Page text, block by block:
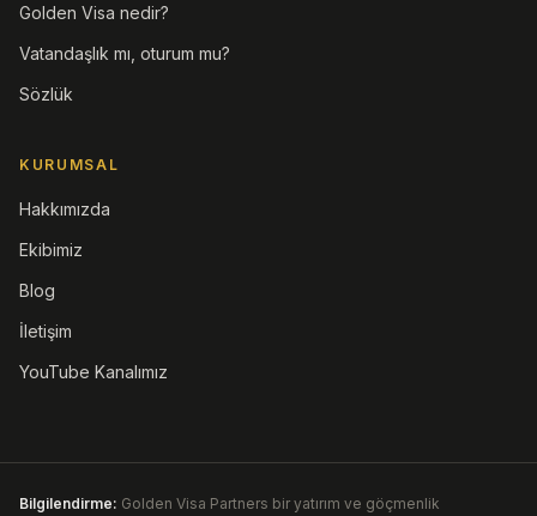
Golden Visa nedir?
Vatandaşlık mı, oturum mu?
Sözlük
KURUMSAL
Hakkımızda
Ekibimiz
Blog
İletişim
YouTube Kanalımız
Bilgilendirme: Golden Visa Partners bir yatırım ve göçmenlik